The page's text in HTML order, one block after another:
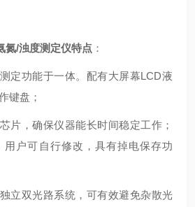
氮/浊度测定仪特点 ：
定功能于一体。配有大屏幕LCD液
键盘；
片，确保仪器能长时间稳定工作；
用户可自行修改，具有掉电保存功
立双光路系统，可有效避免杂散光